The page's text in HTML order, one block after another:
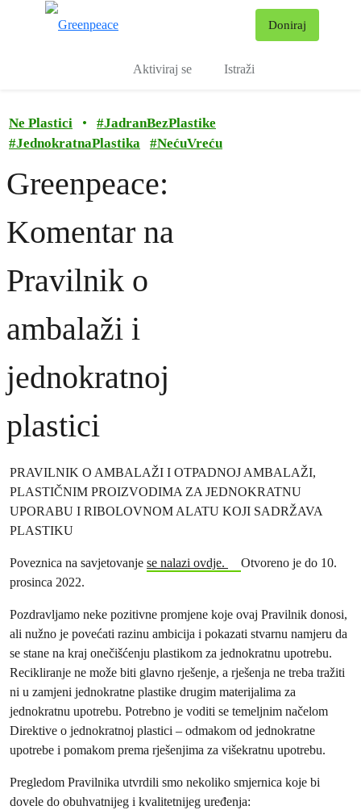
Doniraj
Aktiviraj se Istraži
Ne Plastici • #JadranBezPlastike
#JednokratnaPlastika #NećuVreću
Greenpeace:
Komentar na
Pravilnik o
ambalaži i
jednokratnoj
plastici
PRAVILNIK O AMBALAŽI I OTPADNOJ AMBALAŽI,
PLASTIČNIM PROIZVODIMA ZA JEDNOKRATNU
UPORABU I RIBOLOVNOM ALATU KOJI SADRŽAVA
PLASTIKU
Poveznica na savjetovanje se nalazi ovdje.
Otvoreno je do 10.
prosinca 2022.
Pozdravljamo neke pozitivne promjene koje ovaj Pravilnik donosi,
ali nužno je povećati razinu ambicija i pokazati stvarnu namjeru da
se stane na kraj onečišćenju plastikom za jednokratnu upotrebu.
Recikliranje ne može biti glavno rješenje, a rješenja ne treba tražiti
ni u zamjeni jednokratne plastike drugim materijalima za
jednokratnu upotrebu. Potrebno je voditi se temeljnim načelom
Direktive o jednokratnoj plastici – odmakom od jednokratne
upotrebe i pomakom prema rješenjima za višekratnu upotrebu.
Pregledom Pravilnika utvrdili smo nekoliko smjernica koje bi
dovele do obuhvatnijeg i kvalitetnijeg uređenja: